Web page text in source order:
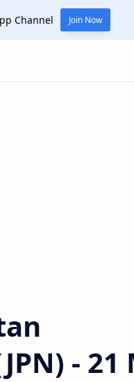
Channel Join Now
- 21